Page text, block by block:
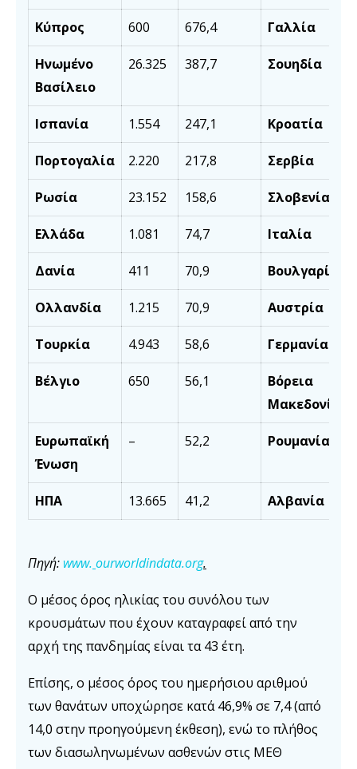
Κύπρος 600 676,4 Γαλλία
Ηνωμένο
Βασίλειο
26.325 387,7 Σουηδία
Ισπανία 1.554 247,1 Κροατία
Πορτογαλία 2.220 217,8 Σερβία
Ρωσία 23.152 158,6 Σλοβενία
Ελλάδα 1.081 74,7 Ιταλία
Δανία 411 70,9 Βουλγαρία
Ολλανδία 1.215 70,9 Αυστρία
Τουρκία 4.943 58,6 Γερμανία
Βέλγιο 650 56,1
Βόρεια
Μακεδονία
Ευρωπαϊκή
Ένωση
– 52,2 Ρουμανία
ΗΠΑ 13.665 41,2 Αλβανία
Πηγή: www. ourworldindata.org.
Ο μέσος όρος ηλικίας του συνόλου των
κρουσμάτων που έχουν καταγραφεί από την
αρχή της πανδημίας είναι τα 43 έτη.
Επίσης, ο μέσος όρος του ημερήσιου αριθμού
των θανάτων υποχώρησε κατά 46,9% σε 7,4 (από
14,0 στην προηγούμενη έκθεση), ενώ το πλήθος
των διασωληνωμένων ασθενών στις ΜΕΘ